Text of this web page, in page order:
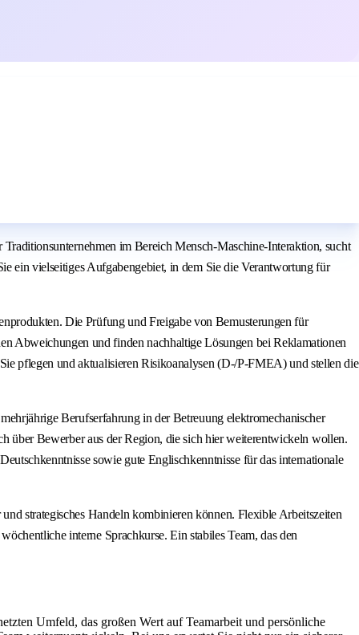
im Bereich Mensch-Maschine-Interaktion, sucht
ein vielseitiges Aufgabengebiet, in dem Sie die Verantwortung für
Die Prüfung und Freigabe von Bemusterungen für
Abweichungen und finden nachhaltige Lösungen bei Reklamationen
pflegen und aktualisieren Risikoanalysen (D-/P-FMEA) und stellen die
Berufserfahrung in der Betreuung elektromechanischer
über Bewerber aus der Region, die sich hier weiterentwickeln wollen.
sowie gute Englischkenntnisse für das internationale
strategisches Handeln kombinieren können. Flexible Arbeitszeiten
interne Sprachkurse. Ein stabiles Team, das den
Umfeld, das großen Wert auf Teamarbeit und persönliche